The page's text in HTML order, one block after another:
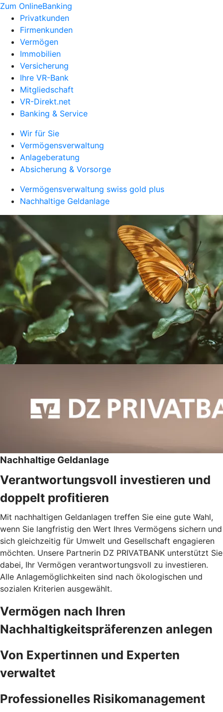
Zum OnlineBanking
Privatkunden
Firmenkunden
Vermögen
Immobilien
Versicherung
Ihre VR-Bank
Mitgliedschaft
VR-Direkt.net
Banking & Service
Wir für Sie
Vermögensverwaltung
Anlageberatung
Absicherung & Vorsorge
Vermögensverwaltung swiss gold plus
Nachhaltige Geldanlage
Nachhaltige Geldanlage
Verantwortungsvoll investieren und
doppelt profitieren
Mit nachhaltigen Geldanlagen treffen Sie eine gute Wahl,
wenn Sie langfristig den Wert Ihres Vermögens sichern und
sich gleichzeitig für Umwelt und Gesellschaft engagieren
möchten. Unsere Partnerin DZ PRIVATBANK unterstützt Sie
dabei, Ihr Vermögen verantwortungsvoll zu investieren.
Alle Anlagemöglichkeiten sind nach ökologischen und
sozialen Kriterien ausgewählt.
Vermögen nach Ihren
Nachhaltigkeitspräferenzen anlegen
Von Expertinnen und Experten
verwaltet
Professionelles Risikomanagement